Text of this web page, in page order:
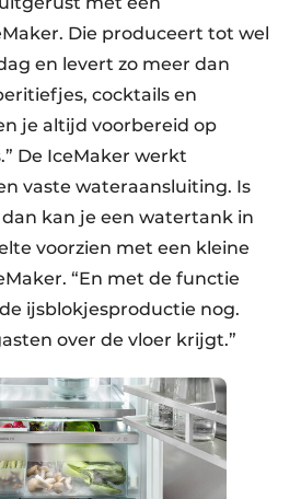
Die produceert tot wel
en levert zo meer dan
cocktails en
je altijd voorbereid op
De IceMaker werkt
vaste wateraansluiting. Is
kan je een watertank in
voorzien met een kleine
“En met de functie
ijsblokjesproductie nog.
over de vloer krijgt.”